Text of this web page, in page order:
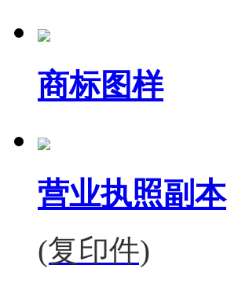
商标图样
营业执照副本
(复印件)